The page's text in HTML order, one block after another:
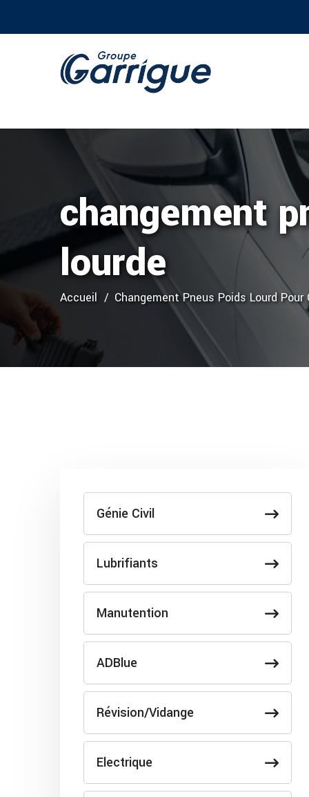
changement
lourde
Accueil Changement Pneus Poids Lourd Pour
Génie Civil
Lubrifiants
Manutention
ADBlue
Révision/Vidange
Electrique